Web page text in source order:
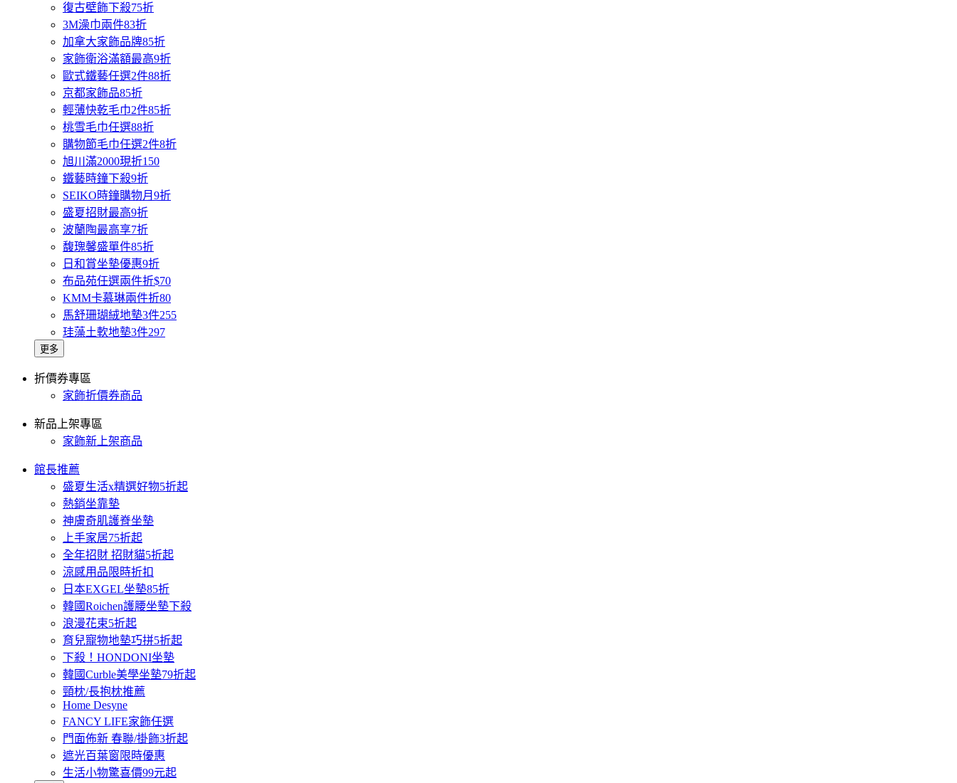
復古壁飾下殺75折
3M澡巾兩件83折
加拿大家飾品牌85折
家飾衛浴滿額最高9折
歐式鐵藝任選2件88折
京都家飾品85折
輕薄快乾毛巾2件85折
桃雪毛巾任選88折
購物節毛巾任選2件8折
旭川滿2000現折150
鐵藝時鐘下殺9折
SEIKO時鐘購物月9折
盛夏招財最高9折
波蘭陶最高享7折
馥瑰馨盛單件85折
日和賞坐墊優惠9折
布品苑任選兩件折$70
KMM卡慕琳兩件折80
馬舒珊瑚絨地墊3件255
珪藻土軟地墊3件297
更多
折價券專區
家飾折價券商品
新品上架專區
家飾新上架商品
館長推薦
盛夏生活x精選好物5折起
熱銷坐靠墊
神膚奇肌護脊坐墊
上手家居75折起
全年招財 招財貓5折起
涼感用品限時折扣
日本EXGEL坐墊85折
韓國Roichen護腰坐墊下殺
浪漫花束5折起
育兒寵物地墊巧拼5折起
下殺！HONDONI坐墊
韓國Curble美學坐墊79折起
頸枕/長抱枕推薦
Home Desyne
FANCY LIFE家飾任選
門面佈新 春聯/掛飾3折起
遮光百葉窗限時優惠
生活小物驚喜價99元起